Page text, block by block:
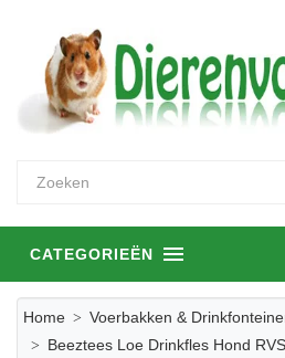
CATEGORIEËN
Home Voerbakken &
Beeztees Loe Drinkfles Hond